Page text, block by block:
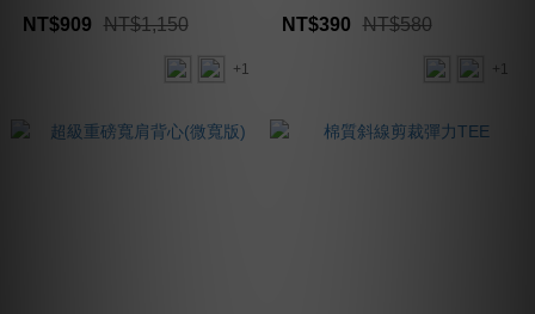
NT$909 NT$1,150
+1
NT$390 NT$580
+1